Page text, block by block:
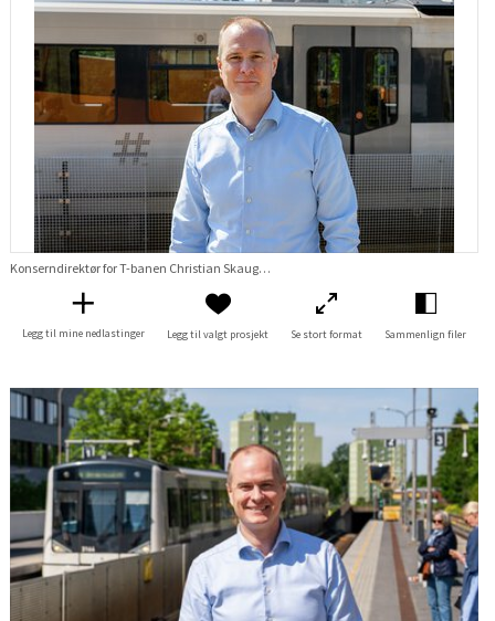
Konserndirektør for T-banen Christian Skaug på Brynseng
Legg til mine nedlastinger Legg til valgt prosjekt Se stort format Sammenlign filer